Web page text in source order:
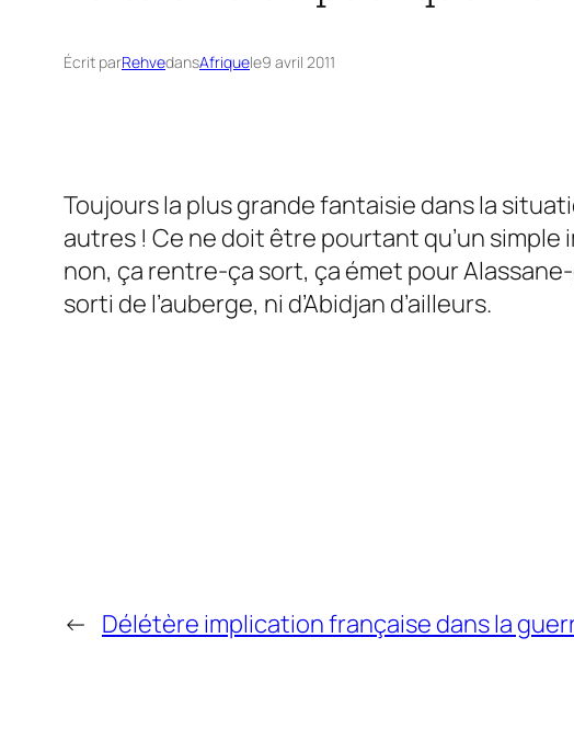
Écrit parRehvedansAfriquele9 avril 2011
Toujours la plus grande fantaisie dans la
autres ! Ce ne doit être pourtant qu’un
non, ça rentre-ça sort, ça émet pour
sorti de l’auberge, ni d’Abidjan d’ailleurs.
← Délétère implication française dans la